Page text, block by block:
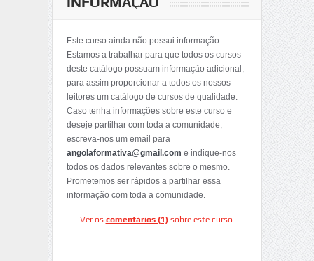
Este curso ainda não possui informação.
Estamos a trabalhar para que todos os cursos
deste catálogo possuam informação adicional,
para assim proporcionar a todos os nossos
leitores um catálogo de cursos de qualidade.
Caso tenha informações sobre este curso e
deseje partilhar com toda a comunidade,
escreva-nos um email para
angolaformativa@gmail.com e indique-nos
todos os dados relevantes sobre o mesmo.
Prometemos ser rápidos a partilhar essa
informação com toda a comunidade.
Ver os comentários (1)sobre este curso.